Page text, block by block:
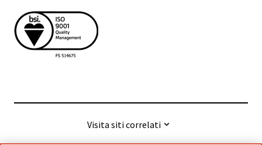
Visita siti correlati